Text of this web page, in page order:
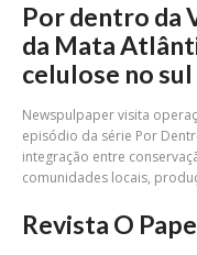
Por dentro da
da Mata
celulose no sul
Newspulpaper visita
episódio da série Por
integração entre
comunidades locais,
Revista O